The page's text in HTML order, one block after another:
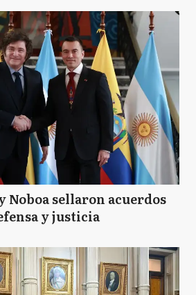
Noboa sellaron acuerdos
y justicia